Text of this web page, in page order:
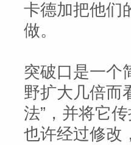
卡德加把他们
做。
突破口是一个
野扩大几倍而
法”，并将它
也许经过修改